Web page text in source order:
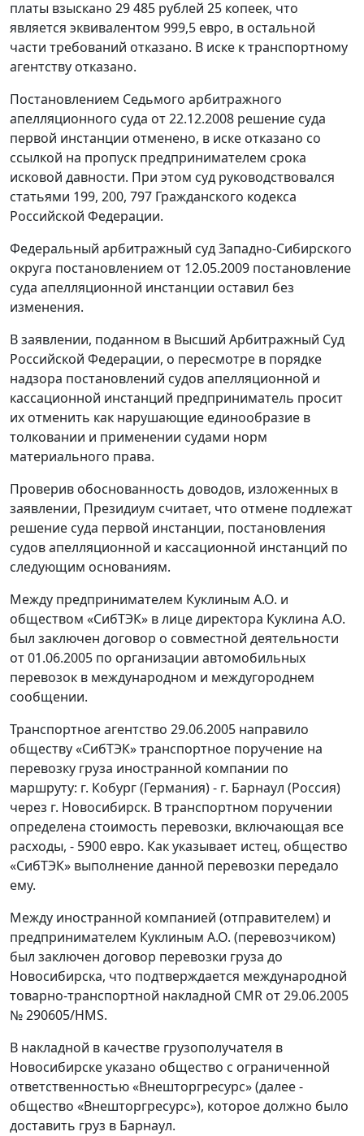
платы взыскано 29 485 рублей 25 копеек, что
является эквивалентом 999,5 евро, в остальной
части требований отказано. В иске к транспортному
агентству отказано.
Постановлением Седьмого арбитражного
апелляционного суда от 22.12.2008 решение суда
первой инстанции отменено, в иске отказано со
ссылкой на пропуск предпринимателем срока
исковой давности. При этом суд руководствовался
статьями 199, 200, 797 Гражданского кодекса
Российской Федерации.
Федеральный арбитражный суд Западно-Сибирского
округа постановлением от 12.05.2009 постановление
суда апелляционной инстанции оставил без
изменения.
В заявлении, поданном в Высший Арбитражный Суд
Российской Федерации, о пересмотре в порядке
надзора постановлений судов апелляционной и
кассационной инстанций предприниматель просит
их отменить как нарушающие единообразие в
толковании и применении судами норм
материального права.
Проверив обоснованность доводов, изложенных в
заявлении, Президиум считает, что отмене подлежат
решение суда первой инстанции, постановления
судов апелляционной и кассационной инстанций по
следующим основаниям.
Между предпринимателем Куклиным А.О. и
обществом «СибТЭК» в лице директора Куклина А.О.
был заключен договор о совместной деятельности
от 01.06.2005 по организации автомобильных
перевозок в международном и междугороднем
сообщении.
Транспортное агентство 29.06.2005 направило
обществу «СибТЭК» транспортное поручение на
перевозку груза иностранной компании по
маршруту: г. Кобург (Германия) - г. Барнаул (Россия)
через г. Новосибирск. В транспортном поручении
определена стоимость перевозки, включающая все
расходы, - 5900 евро. Как указывает истец, общество
«СибТЭК» выполнение данной перевозки передало
ему.
Между иностранной компанией (отправителем) и
предпринимателем Куклиным А.О. (перевозчиком)
был заключен договор перевозки груза до
Новосибирска, что подтверждается международной
товарно-транспортной накладной CMR от 29.06.2005
№ 290605/HMS.
В накладной в качестве грузополучателя в
Новосибирске указано общество с ограниченной
ответственностью «Внешторгресурс» (далее -
общество «Внешторгресурс»), которое должно было
доставить груз в Барнаул.